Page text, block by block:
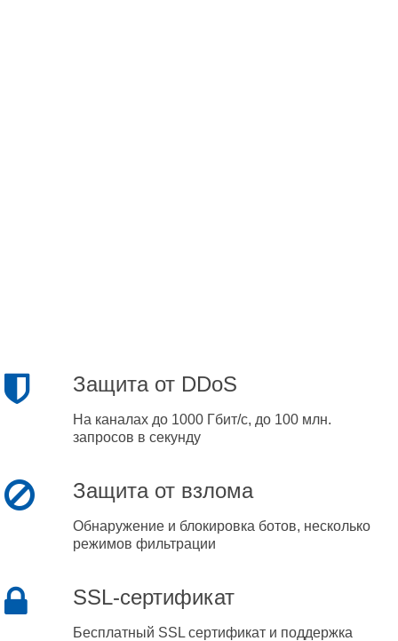
Защита от DDoS
На каналах до 1000 Гбит/с, до 100 млн.
запросов в секунду
Защита от взлома
Обнаружение и блокировка ботов, несколько
режимов фильтрации
SSL-сертификат
Бесплатный SSL сертификат и поддержка